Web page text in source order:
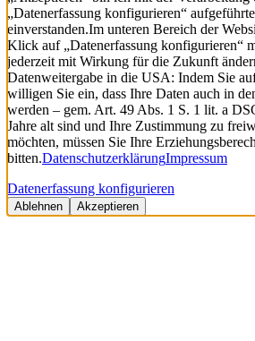
„Datenerfassung konfigurieren“
einverstanden.Im unteren Bereich der
Klick auf „Datenerfassung konfigurieren“
jederzeit mit Wirkung für die Zukunft
Datenweitergabe in die USA: Indem Sie
willigen Sie ein, dass Ihre Daten auch in
werden – gem. Art. 49 Abs. 1 S. 1 lit. a
Jahre alt sind und Ihre Zustimmung zu
möchten, müssen Sie Ihre
bitten.DatenschutzerklärungImpressum
Datenerfassung konfigurieren
Ablehnen Akzeptieren